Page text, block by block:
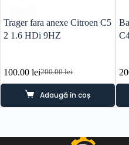
Trager fara anexe Citroen C5
2 1.6 HDi 9HZ
200.00lei
Prețul
inițial
a
fost:
100.00 leiPrețul
curent
este:
100.00 lei.
Adaugă în coș